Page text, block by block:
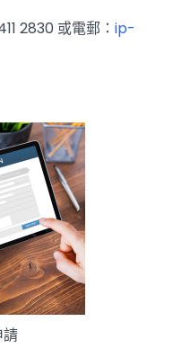
2830 或電郵： ip-
請